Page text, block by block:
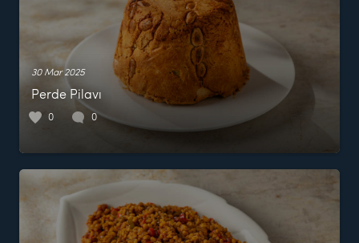
30 Mar 2025
Perde Pilavı
0 0